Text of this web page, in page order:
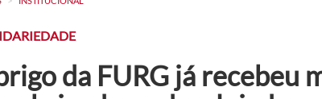
da FURG já recebeu